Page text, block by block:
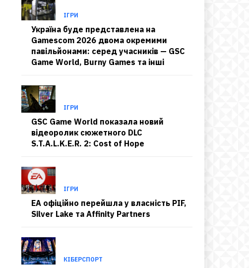
ІГРИ
Україна буде представлена на
Gamescom 2026 двома окремими
павільйонами: серед учасників — GSC
Game World, Burny Games та інші
ІГРИ
GSC Game World показала новий
відеоролик сюжетного DLC
S.T.A.L.K.E.R. 2: Cost of Hope
ІГРИ
EA офіційно перейшла у власність PIF,
Silver Lake та Affinity Partners
КІБЕРСПОРТ